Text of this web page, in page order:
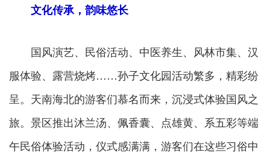
文化传承，韵味悠长
国风演艺、民俗活动、中医养生、风林市集、汉
服体验、露营烧烤……孙子文化园活动繁多，精彩纷
呈。天南海北的游客们慕名而来，沉浸式体验国风之
旅。景区推出沐兰汤、佩香囊、点雄黄、系五彩等端
午民俗体验活动，仪式感满满，游客们在这些习俗中